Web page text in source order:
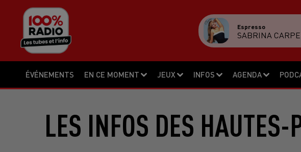
ÉVÉNEMENTS EN CE MOMENT JEUX INFOS AGENDA
Espresso
SABRINA
LES INFOS DES